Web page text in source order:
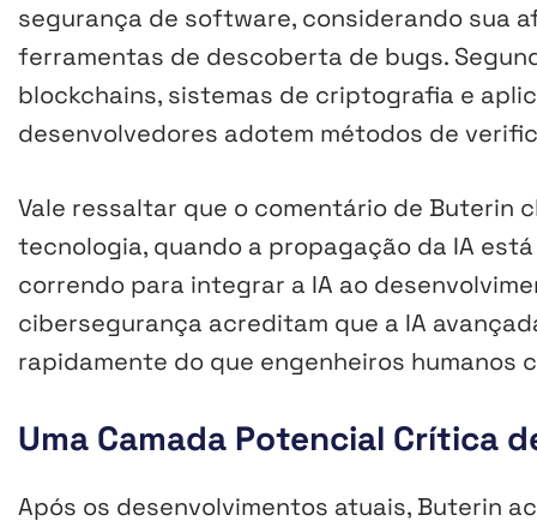
segurança de software, considerando sua
ferramentas de descoberta de bugs.
blockchains, sistemas de criptografia e
desenvolvedores adotem métodos de
Vale ressaltar que o comentário de Buterin
tecnologia, quando a propagação da IA
correndo para integrar a IA ao
cibersegurança acreditam que a IA
rapidamente do que engenheiros humanos
Uma Camada Potencial Crítica
Após os desenvolvimentos atuais, Buterin